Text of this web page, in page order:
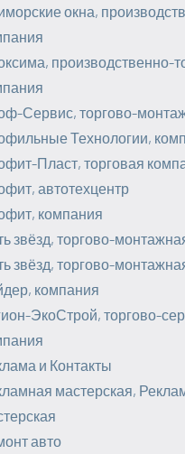
окна,
производственно-
Сервис, торгово-
Технологии,
Пласт, торговая
автотехцентр
компания
звёзд, торгово-
звёзд, торгово-
компания
ЭкоСтрой, торгово-
и Контакты
мастерская,
авто